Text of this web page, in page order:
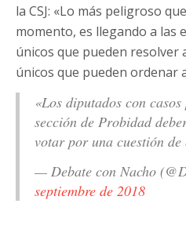
la CSJ: «Lo más peligroso
momento, es llegando a las
únicos que pueden resolver
únicos que pueden ordenar
«Los diputados con
sección de Probidad
votar por una cuestión de
— Debate con Nacho
septiembre de 2018